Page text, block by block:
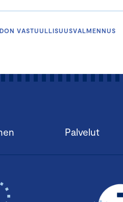
VASTUULLISUUSVALMENNUS
Palvelut